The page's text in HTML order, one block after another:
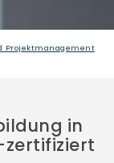
Projektmanagement
in
zertifiziert